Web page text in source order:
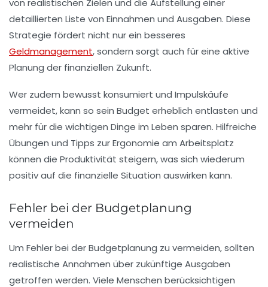
detaillierten Liste von Einnahmen und Ausgaben. Diese
Strategie fördert nicht nur ein besseres
Geldmanagement, sondern sorgt auch für eine aktive
Planung der finanziellen Zukunft.
Wer zudem bewusst konsumiert und Impulskäufe
vermeidet, kann so sein Budget erheblich entlasten und
mehr für die wichtigen Dinge im Leben sparen. Hilfreiche
Übungen und Tipps zur Ergonomie am Arbeitsplatz
können die Produktivität steigern, was sich wiederum
positiv auf die finanzielle Situation auswirken kann.
Fehler bei der Budgetplanung
vermeiden
Um Fehler bei der Budgetplanung zu vermeiden, sollten
realistische Annahmen über zukünftige Ausgaben
getroffen werden. Viele Menschen berücksichtigen